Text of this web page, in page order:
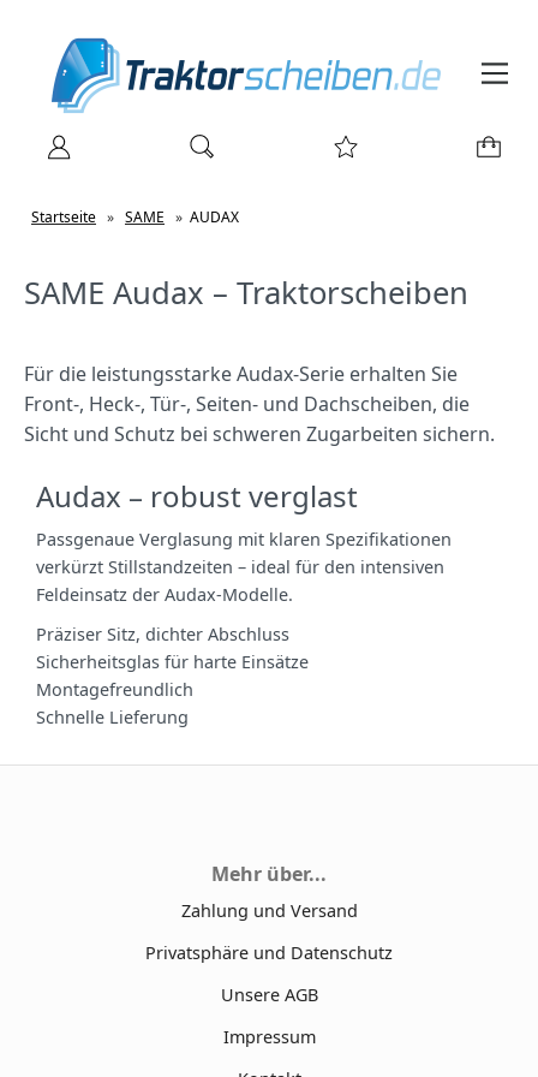
Startseite » SAME » AUDAX
SAME Audax – Traktorscheiben
Für die leistungsstarke Audax‑Serie erhalten Sie
Front‑, Heck‑, Tür‑, Seiten‑ und Dachscheiben, die
Sicht und Schutz bei schweren Zugarbeiten sichern.
Audax – robust verglast
Passgenaue Verglasung mit klaren Spezifikationen
verkürzt Stillstandzeiten – ideal für den intensiven
Feldeinsatz der Audax‑Modelle.
Präziser Sitz, dichter Abschluss
Sicherheitsglas für harte Einsätze
Montagefreundlich
Schnelle Lieferung
Mehr über...
Zahlung und Versand
Privatsphäre und Datenschutz
Unsere AGB
Impressum